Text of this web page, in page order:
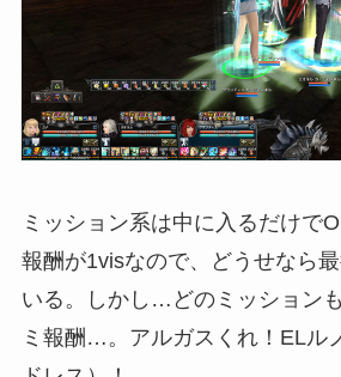
ミッション系は中に入るだけで
報酬が1visなので、どうせなら
いる。しかし…どのミッション
ミ報酬…。アルガスくれ！ELル